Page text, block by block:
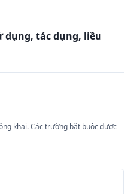
dụng, tác dụng, liều
khai.Các trường bắt buộc được